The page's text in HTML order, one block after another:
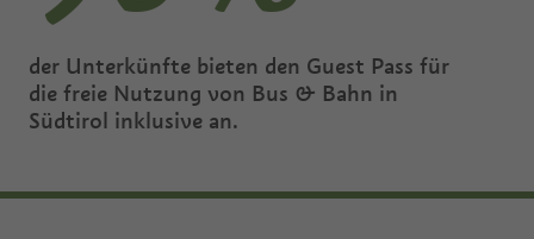
der Unterkünfte bieten den Guest Pass für
die freie Nutzung von Bus & Bahn in
Südtirol inklusive an.